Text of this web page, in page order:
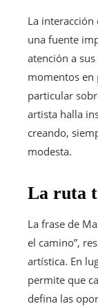
La
una fuente
atención a
momentos en
particular
artista halla
creando,
modesta.
La ruta
La frase de
el camino”,
artística. En
permite que
defina las